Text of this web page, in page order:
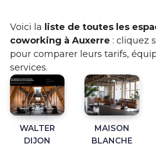
Voici la liste de toutes les
coworking à Auxerre : cliquez
pour comparer leurs tarifs,
services.
WALTER
DIJON
MAISON
BLANCHE